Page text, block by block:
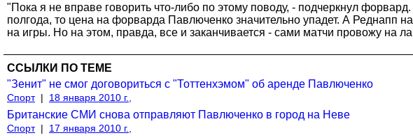
"Пока я не вправе говорить что-либо по этому поводу, - подчеркнул
полгода, то цена на форварда Павлюченко значительно упадет. А Реднапп
на игры. Но на этом, правда, все и заканчивается - сами матчи провожу на
ССЫЛКИ ПО ТЕМЕ
"Зенит" не смог договориться с "Тоттенхэмом" об аренде Павлюченко
Спорт | 18 января 2010 г.,
Британские СМИ снова отправляют Павлюченко в город на Неве
Спорт | 17 января 2010 г.,